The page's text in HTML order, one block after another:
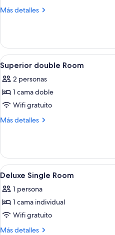
(2
children)
Más detalles
Más
triple
Deluxe
(2
adults
+
Ver
todas
las
fotos
de
Superior
4
Superior double Room
2 personas
1 cama doble
Wifi gratuito
Más detalles
Más
double
Room
Ver
todas
las
fotos
de
Deluxe
4
Deluxe Single Room
1 persona
1 cama individual
Wifi gratuito
Más detalles
Más